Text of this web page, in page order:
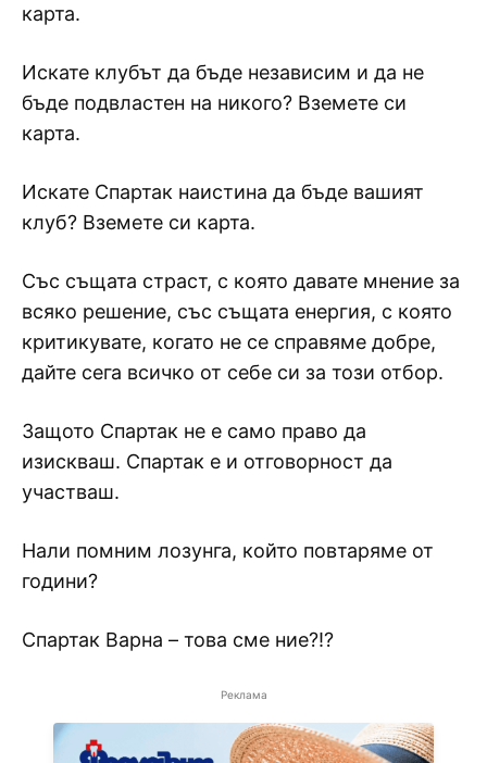
карта.
Искате клубът да бъде независим и да не
бъде подвластен на никого? Вземете си
карта.
Искате Спартак наистина да бъде вашият
клуб? Вземете си карта.
Със същата страст, с която давате мнение за
всяко решение, със същата енергия, с която
критикувате, когато не се справяме добре,
дайте сега всичко от себе си за този отбор.
Защото Спартак не е само право да
изискваш. Спартак е и отговорност да
участваш.
Нали помним лозунга, който повтаряме от
години?
Спартак Варна – това сме ние?!?
Реклама